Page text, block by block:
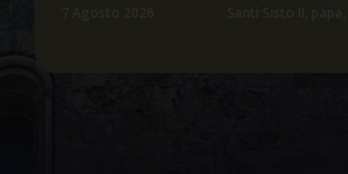
7 Agosto 2026 Santi Sisto II,